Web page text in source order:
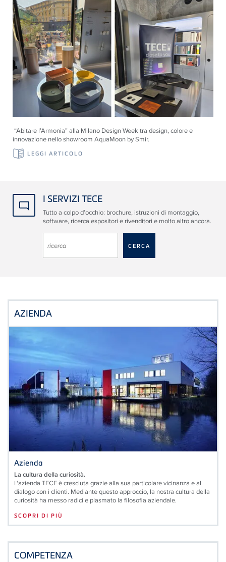
“Abitare l’Armonia” alla Milano Design Week tra design, colore e
innovazione nello showroom AquaMoon by Smir.
LEGGI ARTICOLO
I SERVIZI TECE
Tutto a colpo d’occhio: brochure, istruzioni di montaggio,
software, ricerca espositori e rivenditori e molto altro ancora.
AZIENDA
Azienda
La cultura della curiosità.
L'azienda TECE è cresciuta grazie alla sua particolare vicinanza e al
dialogo con i clienti. Mediante questo approccio, la nostra cultura della
curiosità ha messo radici e plasmato la filosofia aziendale.
SCOPRI DI PIÙ
COMPETENZA